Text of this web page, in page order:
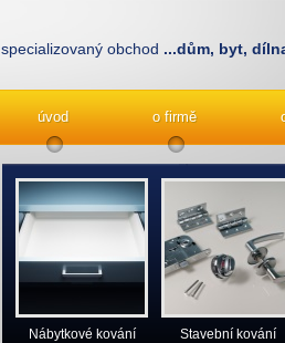
úvod o firmě
specializovaný obchod ...dům, byt,
Nábytkové kování Stavební kování